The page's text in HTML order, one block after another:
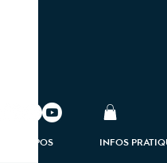
À PROPOS INFOS